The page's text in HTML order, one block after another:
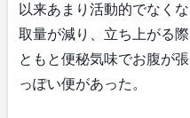
以来あまり活動的でなく
取量が減り、立ち上がる
ともと便秘気味でお腹が
っぽい便があった。